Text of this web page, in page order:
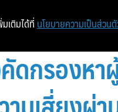
ดกรองหา
เติมได้ที่ นโยบายความเป็นส่วน